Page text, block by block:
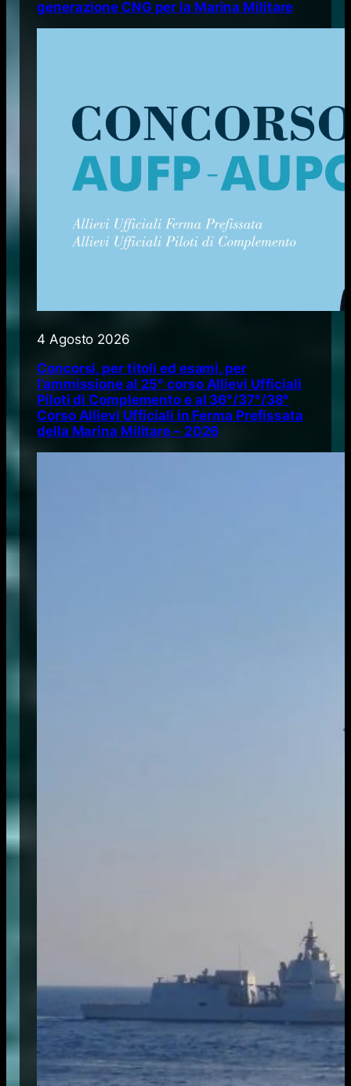
generazione CNG per la Marina Militare
4 Agosto 2026
Concorsi, per titoli ed esami, per
l’ammissione al 25° corso Allievi Ufficiali
Piloti di Complemento e al 36°/37°/38°
Corso Allievi Ufficiali in Ferma Prefissata
della Marina Militare – 2026